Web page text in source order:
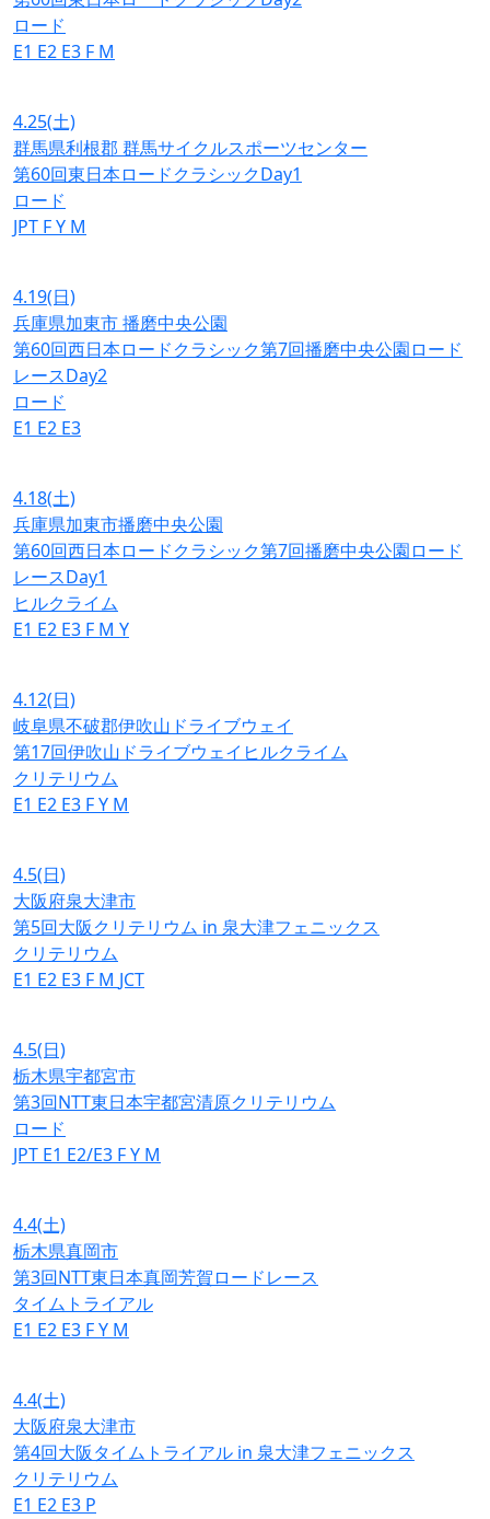
ロード
E1 E2 E3 F M
4.25(土)
群馬県利根郡 群馬サイクルスポーツセンター
第60回東日本ロードクラシックDay1
ロード
JPT FY M
4.19(日)
兵庫県加東市 播磨中央公園
第60回西日本ロードクラシック第7回播磨中央公園ロード
レースDay2
ロード
E1 E2 E3
4.18(土)
兵庫県加東市播磨中央公園
第60回西日本ロードクラシック第7回播磨中央公園ロード
レースDay1
ヒルクライム
E1 E2 E3 F M Y
4.12(日)
岐阜県不破郡伊吹山ドライブウェイ
第17回伊吹山ドライブウェイヒルクライム
クリテリウム
E1 E2 E3 FY M
4.5(日)
大阪府泉大津市
第5回大阪クリテリウム in 泉大津フェニックス
クリテリウム
E1 E2 E3 F M JCT
4.5(日)
栃木県宇都宮市
第3回NTT東日本宇都宮清原クリテリウム
ロード
JPT E1 E2/E3 FY M
4.4(土)
栃木県真岡市
第3回NTT東日本真岡芳賀ロードレース
タイムトライアル
E1 E2 E3 FY M
4.4(土)
大阪府泉大津市
第4回大阪タイムトライアル in 泉大津フェニックス
クリテリウム
E1 E2 E3 P